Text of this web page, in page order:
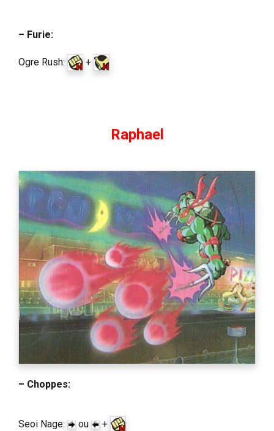
– Furie:
Ogre Rush: +
Raphael
– Choppes:
Seoi Nage: ou +